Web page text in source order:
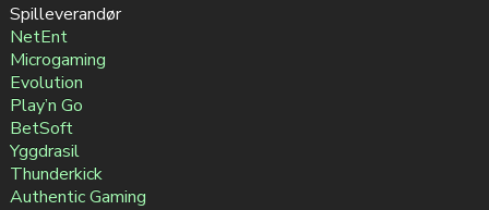
Spilleverandør
NetEnt
Microgaming
Evolution
Play’n Go
BetSoft
Yggdrasil
Thunderkick
Authentic Gaming